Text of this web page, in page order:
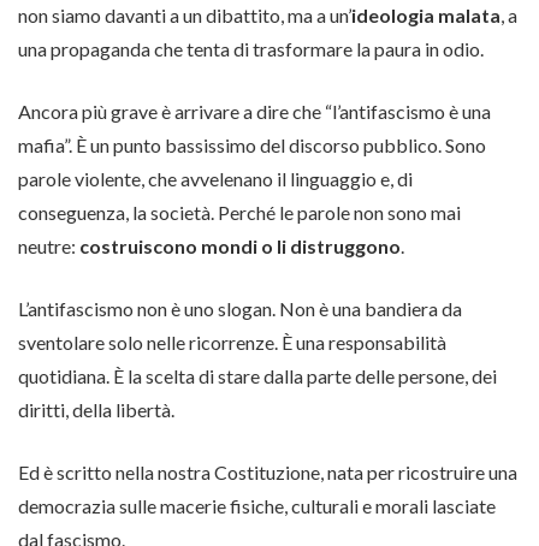
non siamo davanti a un dibattito, ma a un’ideologia malata , a
una propaganda che tenta di trasformare la paura in odio.
Ancora più grave è arrivare a dire che “l’antifascismo è una
mafia”. È un punto bassissimo del discorso pubblico. Sono
parole violente, che avvelenano il linguaggio e, di
conseguenza, la società. Perché le parole non sono mai
neutre: costruiscono mondi o li distruggono
L’antifascismo non è uno slogan. Non è una bandiera da
sventolare solo nelle ricorrenze. È una responsabilità
quotidiana. È la scelta di stare dalla parte delle persone, dei
diritti, della libertà.
Ed è scritto nella nostra Costituzione, nata per ricostruire una
democrazia sulle macerie fisiche, culturali e morali lasciate
dal fascismo.